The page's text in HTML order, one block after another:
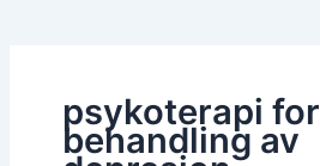
psykoterapi for
behandling av